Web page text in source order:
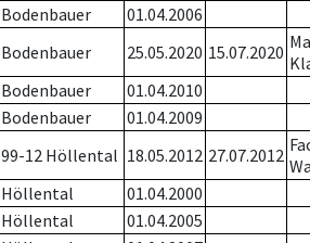
Bodenbauer
01.04.2006
Bodenbauer 25.05.2020 15.07.2020
Bodenbauer
01.04.2010
Bodenbauer
01.04.2009
99-12 Höllental 18.05.2012 27.07.2012
Höllental
01.04.2000
Höllental
01.04.2005